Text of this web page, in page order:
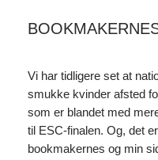
Vi har tidligere set at
smukke kvinder afsted
som er blandet med
til ESC-finalen. Og, det
bookmakernes og min